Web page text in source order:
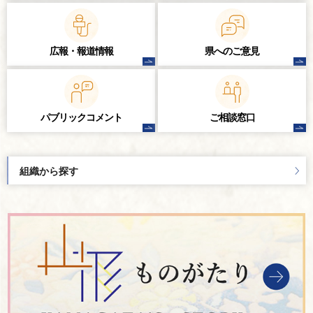
広報・報道情報 県へのご意見
パブリックコメント ご相談窓口
組織から探す